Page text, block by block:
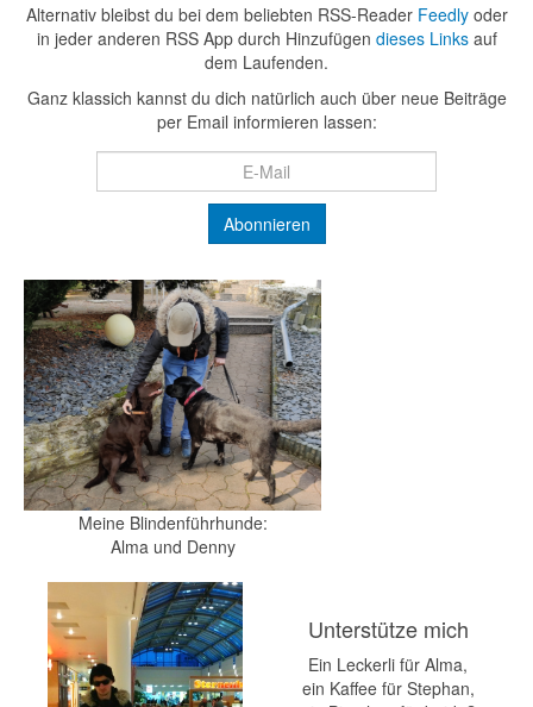
Alternativ bleibst du bei dem beliebten RSS-Reader Feedlyoder
in jeder anderen RSS App durch Hinzufügen dieses Linksauf
dem Laufenden.
Ganz klassich kannst du dich natürlich auch über neue Beiträge
per Email informieren lassen:
Meine Blindenführhunde:
Alma und Denny
Unterstütze mich
Ein Leckerli für Alma,
ein Kaffee für Stephan,